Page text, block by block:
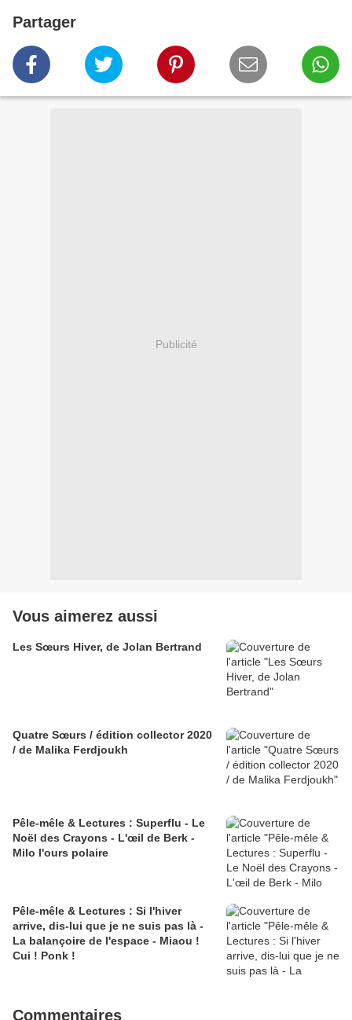
Partager
Publicité
Vous aimerez aussi
Les Sœurs Hiver, de Jolan Bertrand
Quatre Sœurs / édition collector 2020
/ de Malika Ferdjoukh
Pêle-mêle & Lectures : Superflu - Le
Noël des Crayons - L'œil de Berk -
Milo l'ours polaire
Pêle-mêle & Lectures : Si l'hiver
arrive, dis-lui que je ne suis pas là -
La balançoire de l'espace - Miaou !
Cui ! Ponk !
Commentaires